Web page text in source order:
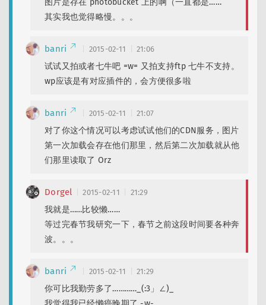
图片是存在 photobucket 上的啊（一直都是……
其实我也觉得略慢。。。
banri 2015-02-11 21:06
试试又拍或者七牛吧 =w= 又拍支持ftp 七牛不支持。
wp应该是有对应插件的，会方便很多啦
banri 2015-02-11 21:07
对了你这个情况可以考虑试试他们的CDN服务，图片
第一次加载会存在他们那里，然后第二次加载就从他
们那里读取了 Orz
Dorgel 2015-02-11 21:29
我就是……比较懒……
等过完春节我研究一下，春节之前这段时间要各种奔
波。。。
banri 2015-02-11 21:29
你可比我勤劳多了…………_(:3」∠)_